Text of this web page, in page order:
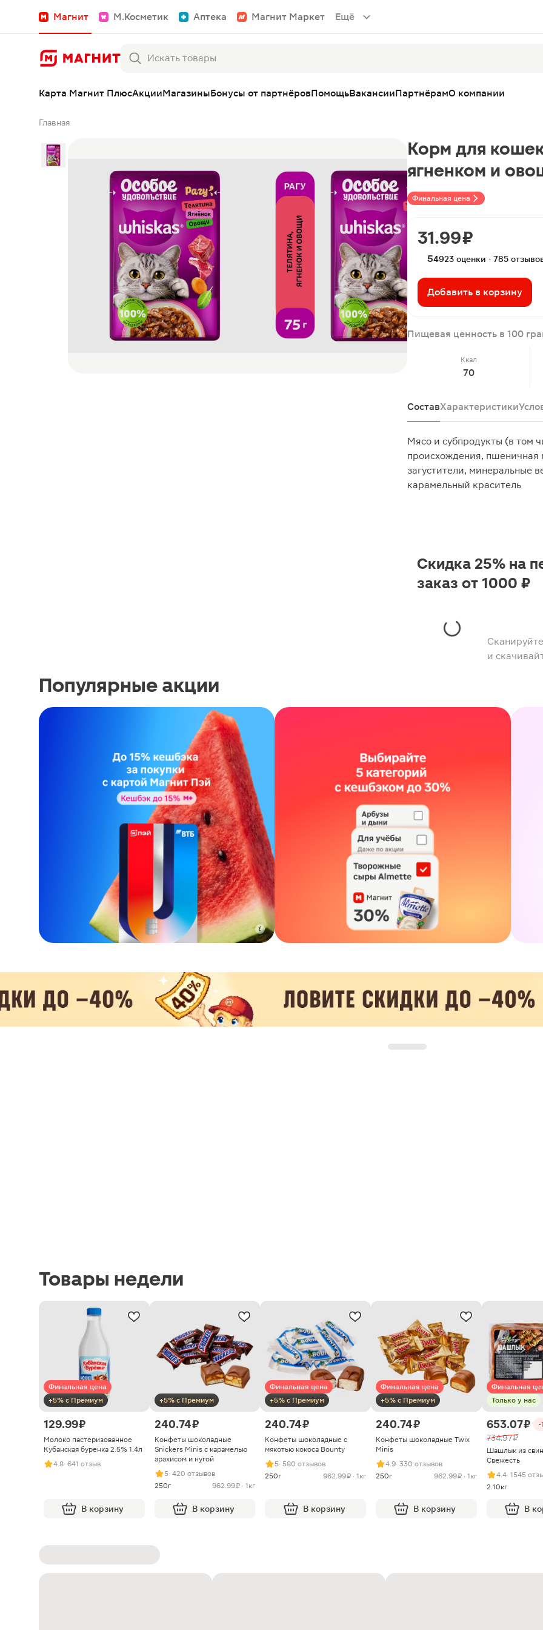
Магнит М.Косметик Аптека Магнит Маркет Ещё
Карта Магнит ПлюсАкцииМагазиныБонусы от партнёровПомощьВакансииПартнёрамО компании
Главная
Финальная цена
Корм для
ягненком и
31.99 ₽
54923 оценки · 785
Добавить в корзину
Пищевая ценность в 100
Ккал
70
СоставХарактеристики
Мясо и субпродукты (в том
происхождения, пшеничная
загустители, минеральные
карамельный краситель
и
Скидка 25% на
заказ от 1000 ₽
Популярные акции
Товары недели
Финальная цена
+5% с Премиум
129.99 ₽
Молоко пастеризованное
Кубанская буренка 2.5% 1.4л
4.8· 641 отзыв
В корзину
+5% с Премиум
240.74 ₽
Конфеты шоколадные
Snickers Minis с карамелью
арахисом и нугой
5· 420 отзывов
250г
962.99 ₽ · 1кг
В корзину
Финальная цена
+5% с Премиум
240.74 ₽
Конфеты шоколадные с
мякотью кокоса Bounty
5· 580 отзывов
250г
962.99 ₽ · 1кг
В корзину
Финальная цена
+5% с Премиум
240.74 ₽
Конфеты шоколадные Twix
Minis
4.9· 330 отзывов
250г
962.99 ₽ · 1кг
В корзину
Финальная
Только у нас
653.07 ₽ -
734.97 ₽
Шашлык из
Свежесть
4.4· 1545
2.10кг
В